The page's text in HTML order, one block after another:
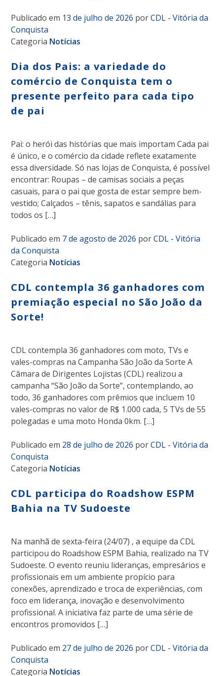
Publicado em 13 de julho de 2026 porCDL - Vitória da
Conquista
Categoria Notícias
Dia dos Pais: a variedade do
comércio de Conquista tem o
presente perfeito para cada tipo
de pai
Pai: o herói das histórias que mais importam Cada pai
é único, e o comércio da cidade reflete exatamente
essa diversidade. Só nas lojas de Conquista, é possível
encontrar: Roupas – de camisas sociais a peças
casuais, para o pai que gosta de estar sempre bem-
vestido; Calçados – tênis, sapatos e sandálias para
todos os […]
Publicado em 7 de agosto de 2026 porCDL - Vitória
da Conquista
Categoria Notícias
CDL contempla 36 ganhadores com
premiação especial no São João da
Sorte!
CDL contempla 36 ganhadores com moto, TVs e
vales-compras na Campanha São João da Sorte A
Câmara de Dirigentes Lojistas (CDL) realizou a
campanha “São João da Sorte”, contemplando, ao
todo, 36 ganhadores com prêmios que incluem 10
vales-compras no valor de R$ 1.000 cada, 5 TVs de 55
polegadas e uma moto Honda 0km. […]
Publicado em 28 de julho de 2026 porCDL - Vitória da
Conquista
Categoria Notícias
CDL participa do Roadshow ESPM
Bahia na TV Sudoeste
Na manhã de sexta-feira (24/07) , a equipe da CDL
participou do Roadshow ESPM Bahia, realizado na TV
Sudoeste. O evento reuniu lideranças, empresários e
profissionais em um ambiente propício para
conexões, aprendizado e troca de experiências, com
foco em liderança, inovação e desenvolvimento
profissional. A iniciativa faz parte de uma série de
encontros promovidos […]
Publicado em 27 de julho de 2026 porCDL - Vitória da
Conquista
Categoria Notícias